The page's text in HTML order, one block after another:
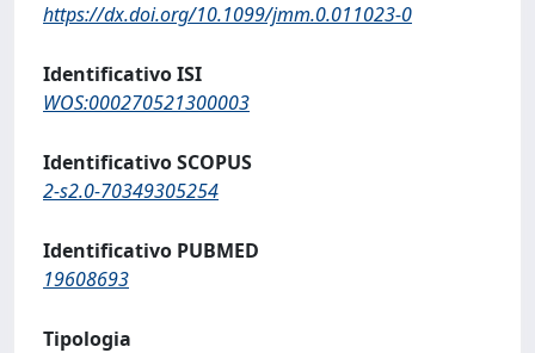
https://dx.doi.org/10.1099/jmm.0.011023-0
Identificativo ISI
WOS:000270521300003
Identificativo SCOPUS
2-s2.0-70349305254
Identificativo PUBMED
19608693
Tipologia